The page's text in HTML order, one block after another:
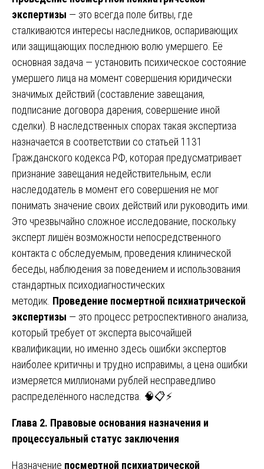
экспертизы — это всегда поле битвы, где
сталкиваются интересы наследников, оспаривающих
или защищающих последнюю волю умершего. Её
основная задача — установить психическое состояние
умершего лица на момент совершения юридически
значимых действий (составление завещания,
подписание договора дарения, совершение иной
сделки). В наследственных спорах такая экспертиза
назначается в соответствии со статьей 1131
Гражданского кодекса РФ, которая предусматривает
признание завещания недействительным, если
наследодатель в момент его совершения не мог
понимать значение своих действий или руководить ими.
Это чрезвычайно сложное исследование, поскольку
эксперт лишён возможности непосредственного
контакта с обследуемым, проведения клинической
беседы, наблюдения за поведением и использования
стандартных психодиагностических
методик. Проведение посмертной психиатрической
экспертизы — это процесс ретроспективного анализа,
который требует от эксперта высочайшей
квалификации, но именно здесь ошибки экспертов
наиболее критичны и трудно исправимы, а цена ошибки
измеряется миллионами рублей несправедливо
распределённого наследства. 🧠📋⚡
Глава 2. Правовые основания назначения и
процессуальный статус заключения
Назначение посмертной психиатрической